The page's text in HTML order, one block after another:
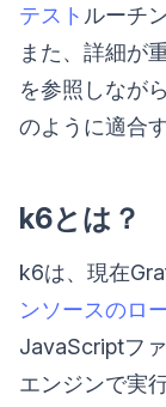
テスト ルーチ
また、詳細が
を参照しなが
のように適合
k6とは？
k6は、現在
ンソースのロ
JavaScriptフ
エンジンで実